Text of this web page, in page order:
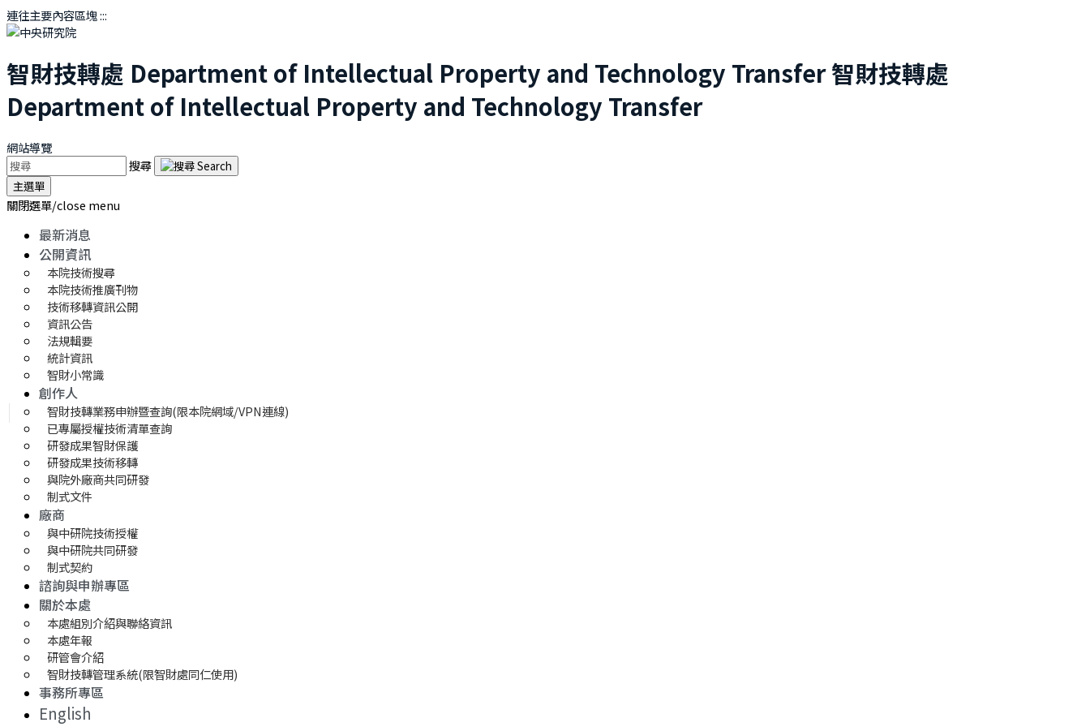
連往主要內容區塊:::
智財技轉處 Department of Intellectual Property and Technology Transfer智財技轉處
Department of Intellectual Property and Technology Transfer
網站導覽
搜尋
主選單
關閉選單/close menu
最新消息
公開資訊
本院技術搜尋
本院技術推廣刊物
技術移轉資訊公開
資訊公告
法規輯要
統計資訊
智財小常識
創作人
智財技轉業務申辦暨查詢(限本院網域/VPN連線)
已專屬授權技術清單查詢
研發成果智財保護
研發成果技術移轉
與院外廠商共同研發
制式文件
廠商
與中研院技術授權
與中研院共同研發
制式契約
諮詢與申辦專區
關於本處
本處組別介紹與聯絡資訊
本處年報
研管會介紹
智財技轉管理系統(限智財處同仁使用)
事務所專區
English